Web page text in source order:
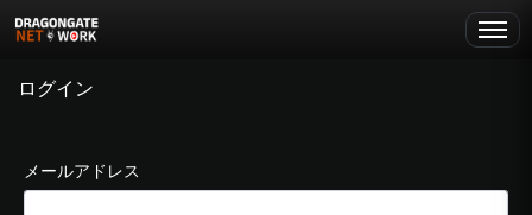
ログイン
メールアドレス